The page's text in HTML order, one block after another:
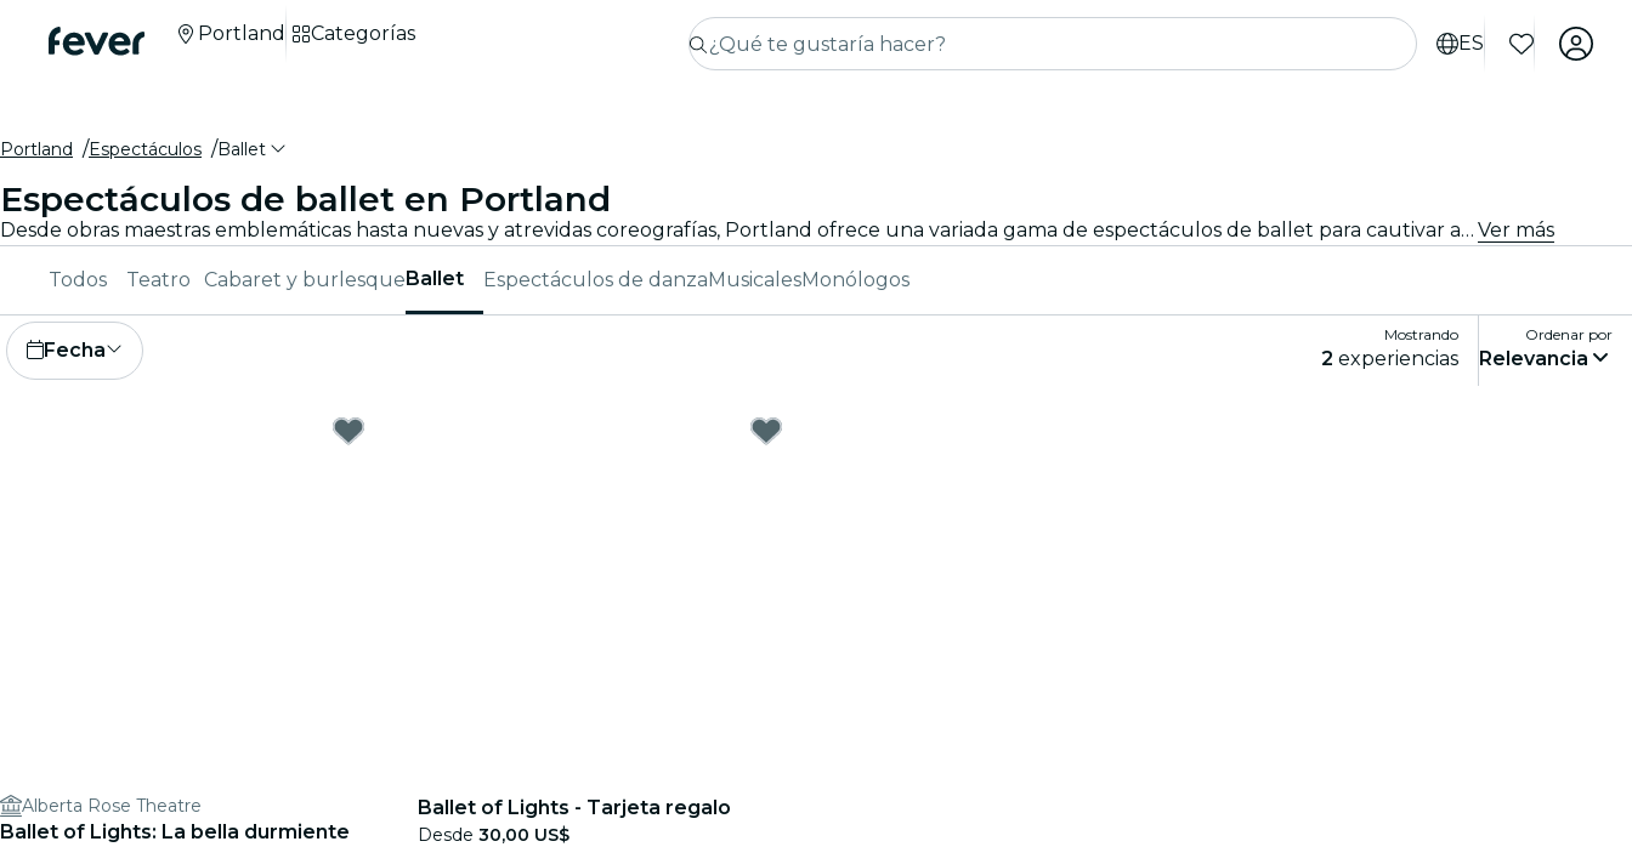
ES
Portland Categorías
Portland Espectáculos Ballet
Espectáculos de ballet en Portland
Desde obras maestras emblemáticas hasta nuevas y atrevidas coreografías, Portland ofrece una variada gama de espectáculos de ballet para cautivar a públicos de todas las edades. Piérdete en los impresionantes movimientos, el asombroso vestuario y la emotiva narrativa que definen esta exquisita forma de arte. Ver más
Todos Teatro Cabaret y burlesqueBallet Espectáculos de danzaMusicalesMonólogos
Fecha
Mostrando
2 experiencias
Ordenar por
Relevancia
Alberta Rose Theatre
Ballet of Lights: La bella durmiente
Ballet of Lights - Tarjeta regalo
Desde 30,00 US$